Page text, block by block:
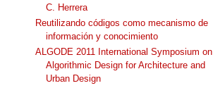
C. Herrera
Reutilizando códigos como mecanismo de
información y conocimiento
ALGODE 2011 International Symposium on
Algorithmic Design for Architecture and
Urban Design